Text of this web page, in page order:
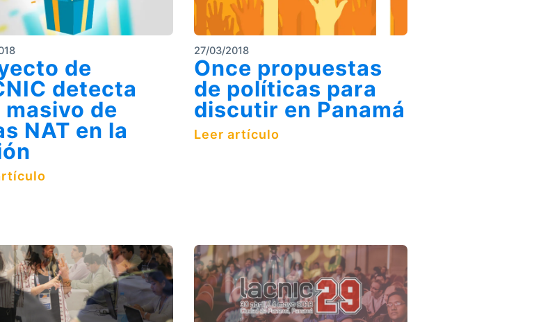
de
detecta
masivo de
NAT en la
27/03/2018
Once propuestas
de políticas para
discutir en Panamá
Leer artículo